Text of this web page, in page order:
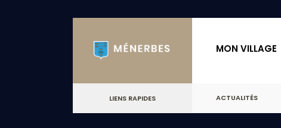
content
MON VILLAGE
LIENS RAPIDES ACTUALITÉS